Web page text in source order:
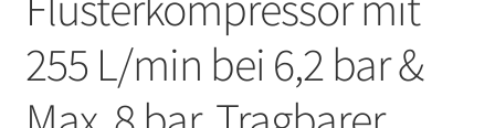
255 L/min bei 6,2 bar &